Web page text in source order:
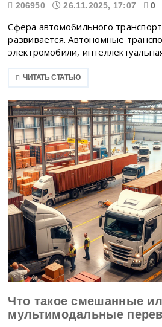
206950 26.11.2025, 17:07 0
Сфера автомобильного
развивается. Автономные
электромобили,
ЧИТАТЬ СТАТЬЮ
Что такое смешанные
мультимодальные